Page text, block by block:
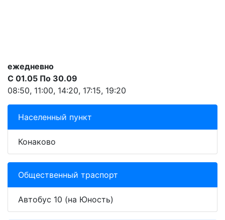
ежедневно
С 01.05 По 30.09
08:50, 11:00, 14:20, 17:15, 19:20
Населенный пункт
Конаково
Общественный траспорт
Автобус 10 (на Юность)